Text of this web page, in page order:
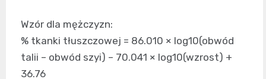
Wzór dla mężczyzn:
% tkanki tłuszczowej = 86.010 × log10(obwód
talii – obwód szyi) – 70.041 × log10(wzrost) +
36.76